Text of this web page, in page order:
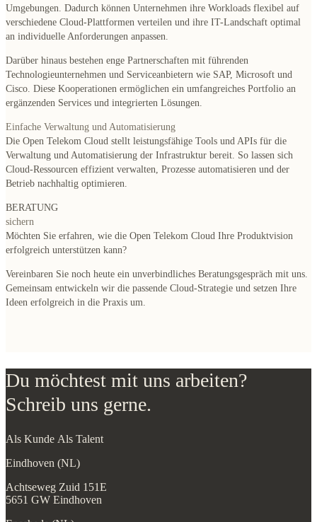
Umgebungen. Dadurch können Unternehmen ihre Workloads flexibel auf
verschiedene Cloud-Plattformen verteilen und ihre IT-Landschaft optimal
an individuelle Anforderungen anpassen.
Darüber hinaus bestehen enge Partnerschaften mit führenden
Technologieunternehmen und Serviceanbietern wie SAP, Microsoft und
Cisco. Diese Kooperationen ermöglichen ein umfangreiches Portfolio an
ergänzenden Services und integrierten Lösungen.
Einfache Verwaltung und Automatisierung
Die Open Telekom Cloud stellt leistungsfähige Tools und APIs für die
Verwaltung und Automatisierung der Infrastruktur bereit. So lassen sich
Cloud-Ressourcen effizient verwalten, Prozesse automatisieren und der
Betrieb nachhaltig optimieren.
BERATUNG
sichern
Möchten Sie erfahren, wie die Open Telekom Cloud Ihre Produktvision
erfolgreich unterstützen kann?
Vereinbaren Sie noch heute ein unverbindliches Beratungsgespräch mit uns.
Gemeinsam entwickeln wir die passende Cloud-Strategie und setzen Ihre
Ideen erfolgreich in die Praxis um.
Du möchtest mit uns arbeiten?
Schreib uns gerne.
Als Kunde Als Talent
Eindhoven (NL)
Achtseweg Zuid 151E
5651 GW Eindhoven